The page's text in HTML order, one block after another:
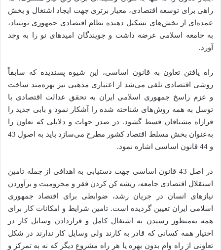
راهی برای توسعه اقتصادی، معیار برتری جهت ایجاد اشتغال و بخش
عمده‌ای از بخش‌های تشکیل دهنده نظام اقتصادی جمهوری نوبنیاد،
به جامعه اسلامی عرضه داشت و جویندگان امیدهای نو را به وجد
آورد.
راه یافتن تعاون به قانون اساسی، این شیوه پسندیده که سابقاً
روشی اقتصادی تلقی می‌شد از اعتباری مذهبی نیز بهره‌مند ساخت
و عزم راسخ جمهوری اسلامی ایران به تحقق عدالت اقتصادی با
توسل به همه روش‌های شناخته شده را آشکار نمود و بابی جدید را
فراراه مشتاقان قسط گشود. در صدر جهات و دلایلی که تعاون را
به‌عنوان بخش مسلط اقتصاد کشور مطرح می‌سازد باید به اصول 43
و 44 قانون اساسی اشاره نمود.
در اصل 43 قانون اساسی جهت دستیابی به اهدافی از جمله تامین
استقلال اقتصادی جامعه، ریشه کن کردن فقر و محرومیت و برآوردن
نیازهای انسان در جریان رشد، ضوابطی برای اقتصاد جمهوری
اسلامی ایران تعیین گردیده است. تامین شرایط و امکانات کار برای
همه به‌منظور رسیدن به اشتغال کامل و قراردادن وسایل کار در
اختیار همه کسانی که قادر به کارند ولی وسایل کار ندارند در شکل
تعاونی از راه وام بدون بهره یا هر راه مشروع دیگر که نه به تمرکز و